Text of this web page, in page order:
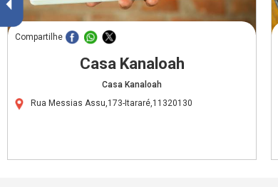
Compartilhe
Casa Kanaloah
Casa Kanaloah
Rua Messias Assu,173-Itararé,11320130